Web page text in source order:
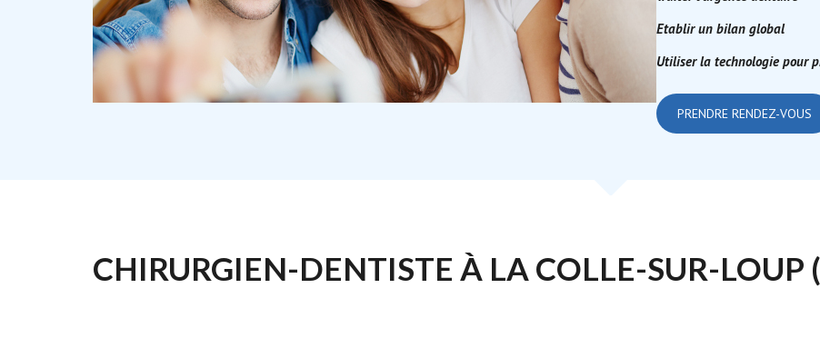
Etablir un bilan global
Utiliser la technologie pour
PRENDRE RENDEZ-VOUS
CHIRURGIEN-DENTISTE À LA COLLE-SUR-LOUP